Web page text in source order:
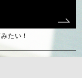
たい！